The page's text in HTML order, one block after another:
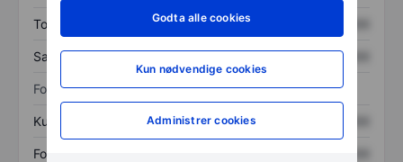
Godta alle cookies
Kun nødvendige cookies
Administrer cookies
Totale eiendeler XXXXXXX
Samlet gjeld XXXXXXX XXXXXXX
Forholdstall
Kurs/salg XXXXXXX
Fortjeneste per aksje